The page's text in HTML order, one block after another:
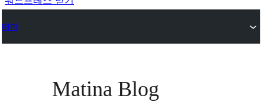
가
테마
Matina Blog